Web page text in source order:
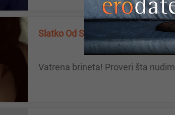
Slatko Od Snova, 23 Beograd
Vatrena brineta! Proveri šta